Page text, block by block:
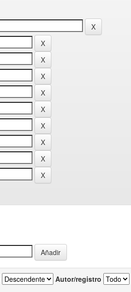
Autor/registro